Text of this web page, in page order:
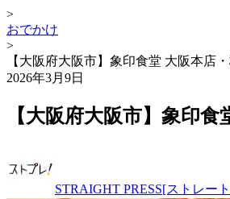
>
おでかけ
>
【大阪府大阪市】象印食堂 大阪本店
2026年3月9日
【大阪府大阪市】象印
STRAIGHT PRESS[ストレー